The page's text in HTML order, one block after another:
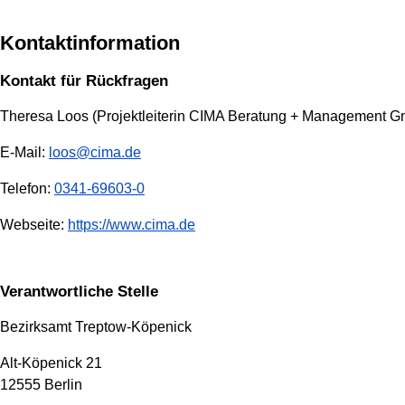
Kontaktinformation
Kontakt für Rückfragen
Theresa Loos (Projektleiterin CIMA Beratung + Management
E-Mail: loos@cima.de
Telefon: 0341-69603-0
Webseite: https://www.cima.de
Verantwortliche Stelle
Bezirksamt Treptow-Köpenick
Alt-Köpenick 21
12555 Berlin